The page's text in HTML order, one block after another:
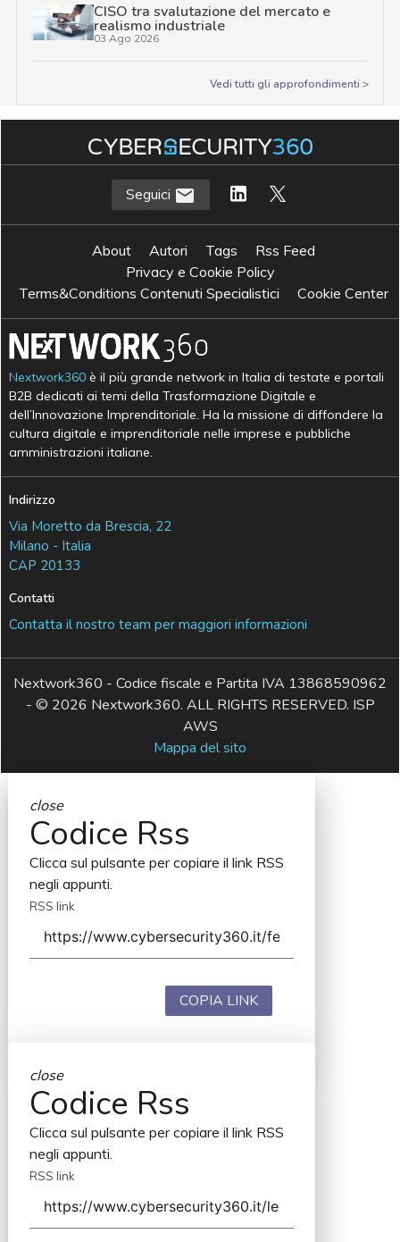
CISO tra svalutazione del mercato e
realismo industriale
03 Ago 2026
Vedi tutti gli approfondimenti >
Seguici
About Autori Tags
Rss Feed
Privacy e Cookie Policy
Terms&Conditions Contenuti Specialistici
Cookie Center
Nextwork360 è il più grande network in Italia di testate e portali
B2B dedicati ai temi della Trasformazione Digitale e
dell’Innovazione Imprenditoriale. Ha la missione di diffondere la
cultura digitale e imprenditoriale nelle imprese e pubbliche
amministrazioni italiane.
Indirizzo
Via Moretto da Brescia, 22
Milano - Italia
CAP 20133
Contatti
Contatta il nostro team per maggiori informazioni
Nextwork360 - Codice fiscale e Partita IVA 13868590962
- © 2026 Nextwork360. ALL RIGHTS RESERVED. ISP
AWS
Mappa del sito
close
Codice Rss
Clicca sul pulsante per copiare il link RSS
negli appunti.
RSS link
COPIA LINK
close
Codice Rss
Clicca sul pulsante per copiare il link RSS
negli appunti.
RSS link